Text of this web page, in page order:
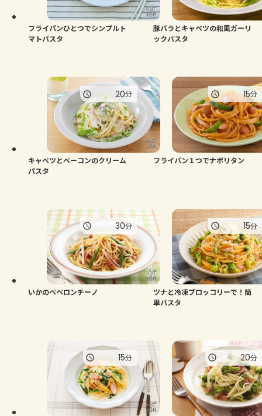
フライパンひとつでシンプルト
マトパスタ
豚バラとキャベツの和風ガーリ
ックパスタ
キャベツとベーコンのクリーム
パスタ
20分
フライパン１つでナポリタン
15分
いかのペペロンチーノ
30分
ツナと冷凍ブロッコリーで！簡
単パスタ
15分
15分 20分